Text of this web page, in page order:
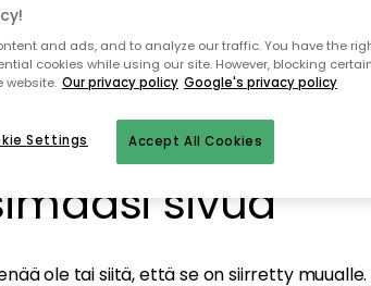
löydä
sivua
ole tai siitä, että se on siirretty
and ads, and to analyze our traffic. You have the
cookies while using our site. However, blocking
website. Our privacy policy Google's privacy policy
Accept All Cookies
Settings